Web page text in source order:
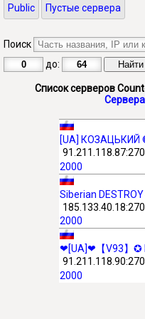
Public Пустые сервера
Поиск
до:
Список серверов
[UA] КОЗАЦЬКИЙ
2000
Siberian
2000
2000